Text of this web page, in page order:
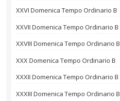
XXVI Domenica Tempo Ordinario B
XXVII Domenica Tempo Ordinario B
XXVIII Domenica Tempo Ordinario B
XXX Domenica Tempo Ordinario B
XXXII Domenica Tempo Ordinario B
XXXIII Domenica Tempo Ordinario B